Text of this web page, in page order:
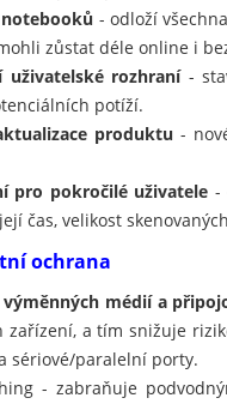
- odloží
zůstat déle online i
uživatelské rozhraní-
potíží.
produktu -
pro pokročilé uživatele -
čas, velikost
ochrana
médií a
zařízení, a tím snižuje
sériové/paralelní porty.
- zabraňuje